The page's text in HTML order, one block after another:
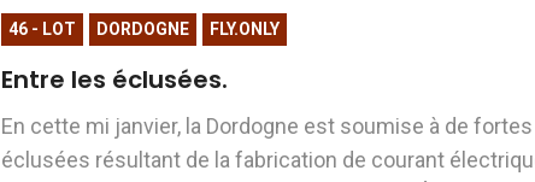
46 - LOT DORDOGNE FLY.ONLY
Entre les éclusées.
En cette mi janvier, la Dordogne est soumise à de fortes
éclusées résultant de la fabrication de courant